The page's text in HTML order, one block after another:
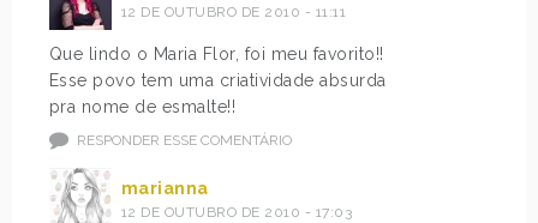
12 DE OUTUBRO DE 2010 - 11:11
Que lindo o Maria Flor, foi meu favorito!!
Esse povo tem uma criatividade absurda
pra nome de esmalte!!
RESPONDER ESSE COMENTÁRIO
marianna
12 DE OUTUBRO DE 2010 - 17:03